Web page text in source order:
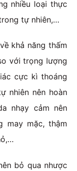
nhiều loại thực
tự nhiên,…
khả năng thấm
với trọng lượng
cực kì thoáng
nhiên nên hoàn
nhạy cảm nên
may mặc, thậm
bỏ qua nhược